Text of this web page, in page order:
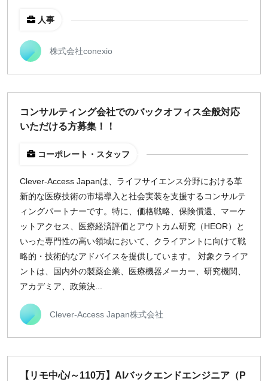
人事
株式会社conexio
コンサルティング会社でのバックオフィス全般対応
いただける方募集！！
コーポレート・スタッフ
Clever-Access Japanは、ライフサイエンス分野における革
新的な医療技術の市場導入と社会実装を支援するコンサルテ
ィングパートナーです。特に、価格戦略、保険償還、マーケ
ットアクセス、医療経済評価とアウトカム研究（HEOR）と
いった専門性の高い領域において、クライアントに向けて戦
略的・技術的なアドバイスを提供しています。 対象クライア
ントは、国内外の製薬企業、医療機器メーカー、研究機関、
アカデミア、政策決...
Clever-Access Japan株式会社
【リモ中心/～110万】AIバックエンドエンジニア（P